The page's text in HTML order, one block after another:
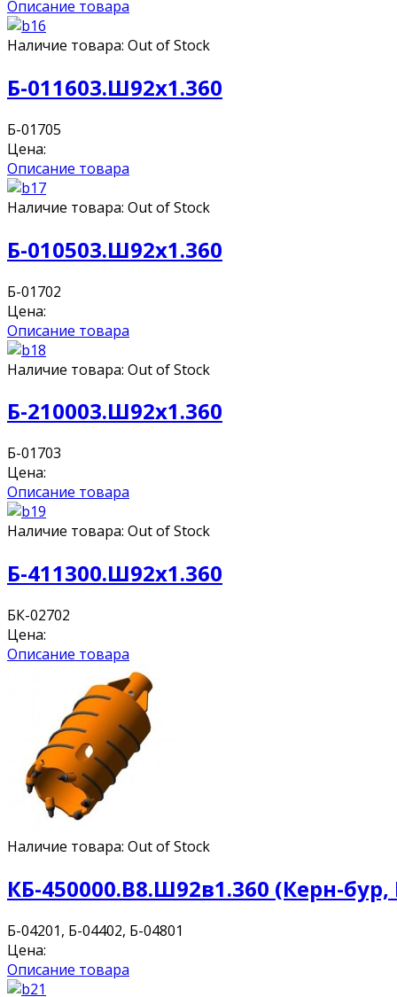
Описание товара
Наличие товара: Out of Stock
Б-011603.Ш92х1.360
Б-01705
Цена:
Описание товара
Наличие товара: Out of Stock
Б-010503.Ш92х1.360
Б-01702
Цена:
Описание товара
Наличие товара: Out of Stock
Б-210003.Ш92х1.360
Б-01703
Цена:
Описание товара
Наличие товара: Out of Stock
Б-411300.Ш92х1.360
БК-02702
Цена:
Описание товара
Наличие товара: Out of Stock
КБ-450000.В8.Ш92в1.360 (Керн-
Б-04201, Б-04402, Б-04801
Цена:
Описание товара